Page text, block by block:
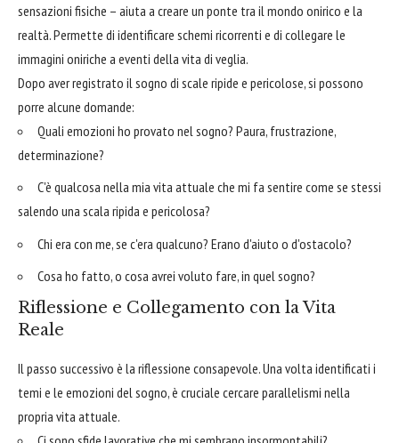
sensazioni fisiche – aiuta a creare un ponte tra il mondo onirico e la
realtà. Permette di identificare schemi ricorrenti e di collegare le
immagini oniriche a eventi della vita di veglia.
Dopo aver registrato il sogno di scale ripide e pericolose, si possono
porre alcune domande:
Quali emozioni ho provato nel sogno? Paura, frustrazione,
determinazione?
C'è qualcosa nella mia vita attuale che mi fa sentire come se stessi
salendo una scala ripida e pericolosa?
Chi era con me, se c'era qualcuno? Erano d'aiuto o d'ostacolo?
Cosa ho fatto, o cosa avrei voluto fare, in quel sogno?
Riflessione e Collegamento con la Vita
Reale
Il passo successivo è la riflessione consapevole. Una volta identificati i
temi e le emozioni del sogno, è cruciale cercare parallelismi nella
propria vita attuale.